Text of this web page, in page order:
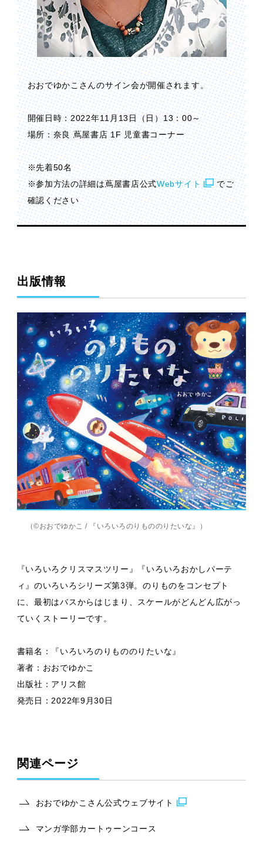
おおでゆかこさんのサイン会が開催されます。
開催日時：2022年11月13日（日）13：00～
場所：奈良 蔦屋書店 1F 児童書コーナー
※先着50名
※参加方法の詳細は蔦屋書店公式Webサイト
でご
確認ください
出版情報
（©おおでゆかこ / 『いろいろのりもののりたいな』）
『いろいろクリスマスツリー』『いろいろおかしパーテ
ィ』のいろいろシリーズ第3弾。のりものをコンセプト
に、最初はバスからはじまり、スケールがどんどん広がっ
ていくストーリーです。
書籍名：『いろいろのりもののりたいな』
著者：おおでゆかこ
出版社：アリス館
発売日：2022年9月30日
関連ページ
おおでゆかこさん公式ウェブサイト
マンガ学部カートゥーンコース